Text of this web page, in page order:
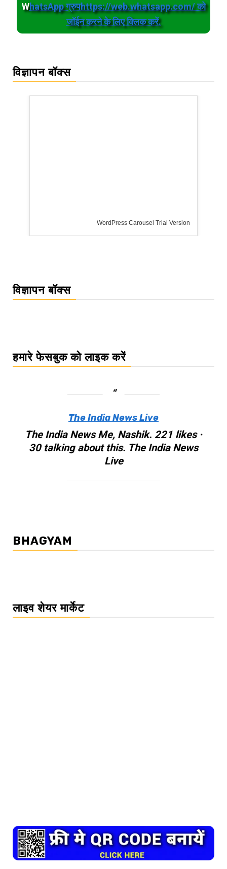
WhatsApp ग्रुपhttps://web.whatsapp.com/ को
जॉईन करने के लिए क्लिक करें.
विज्ञापन बॉक्स
WordPress Carousel Trial Version
विज्ञापन बॉक्स
हमारे फेसबुक को लाइक करें
The India News Live
The India News Me, Nashik. 221 likes ·
30 talking about this. The India News
Live
BHAGYAM
लाइव शेयर मार्केट